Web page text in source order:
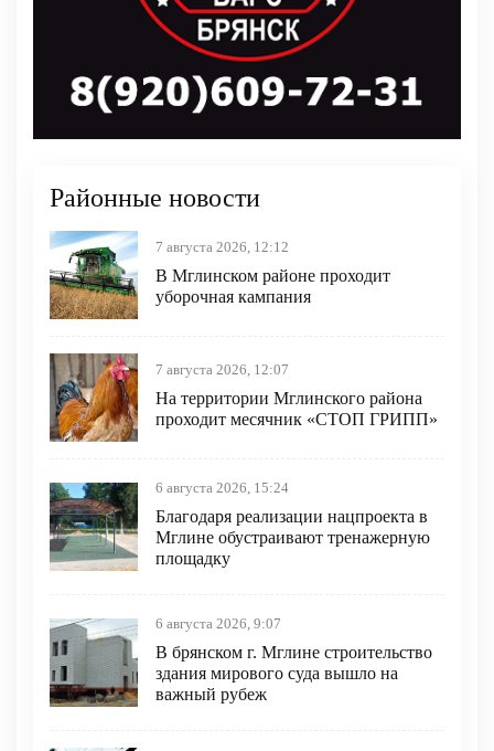
Районные новости
7 августа 2026, 12:12
В Мглинском районе проходит
уборочная кампания
7 августа 2026, 12:07
На территории Мглинского района
проходит месячник «СТОП ГРИПП»
6 августа 2026, 15:24
Благодаря реализации нацпроекта в
Мглине обустраивают тренажерную
площадку
6 августа 2026, 9:07
В брянском г. Мглине строительство
здания мирового суда вышло на
важный рубеж